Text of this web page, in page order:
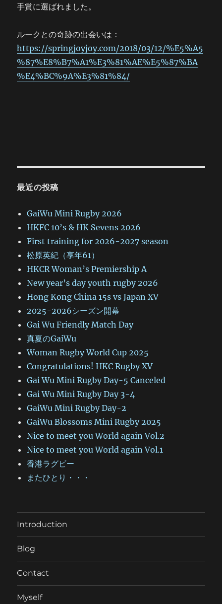
手賞に選ばれました。
ルークとの奇跡の出会いは：
https://springjoyjoy.com/2018/03/12/%E5%A5
%87%E8%B7%A1%E3%81%AE%E5%87%BA
%E4%BC%9A%E3%81%84/
最近の投稿
GaiWu Mini Rugby 2026
HKFC 10’s & HK Sevens 2026
First training for 2026-2027 season
松原英紀（享年61）
HKCR Woman’s Premiership A
New year’s day youth rugby 2026
Hong Kong China 15s vs Japan XV
2025-2026シーズン開幕
Gai Wu Friendly Match Day
真夏のGaiWu
Woman Rugby World Cup 2025
Congratulations! HKC Rugby XV
Gai Wu Mini Rugby Day-5 Canceled
Gai Wu Mini Rugby Day 3-4
GaiWu Mini Rugby Day-2
GaiWu Blossoms Mini Rugby 2025
Nice to meet you World again Vol.2
Nice to meet you World again Vol.1
香港ラグビー
またひとり・・・
Introduction
Blog
Contact
Myself